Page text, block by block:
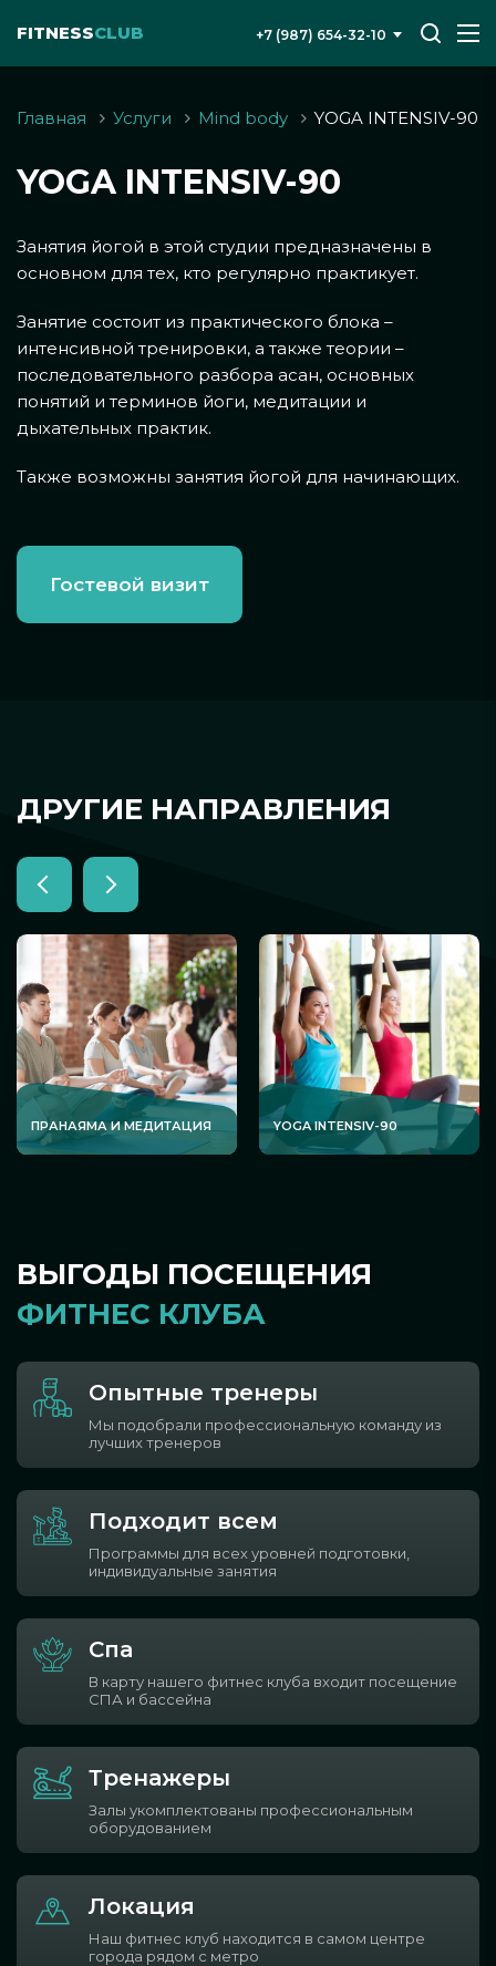
FITNESSCLUB +7 (987) 654-32-10
Главная Услуги Mind body YOGA INTENSIV-90
YOGA INTENSIV-90
Занятия йогой в этой студии предназначены в
основном для тех, кто регулярно практикует.
Занятие состоит из практического блока –
интенсивной тренировки, а также теории –
последовательного разбора асан, основных
понятий и терминов йоги, медитации и
дыхательных практик.
Также возможны занятия йогой для начинающих.
Гостевой визит
ДРУГИЕ НАПРАВЛЕНИЯ
ПРАНАЯМА И МЕДИТАЦИЯ YOGA INTENSIV-90
ВЫГОДЫ ПОСЕЩЕНИЯ
ФИТНЕС КЛУБА
Опытные тренеры
Мы подобрали профессиональную команду из
лучших тренеров
Подходит всем
Программы для всех уровней подготовки,
индивидуальные занятия
Спа
В карту нашего фитнес клуба входит посещение
СПА и бассейна
Тренажеры
Залы укомплектованы профессиональным
оборудованием
Локация
Наш фитнес клуб находится в самом центре
города рядом с метро